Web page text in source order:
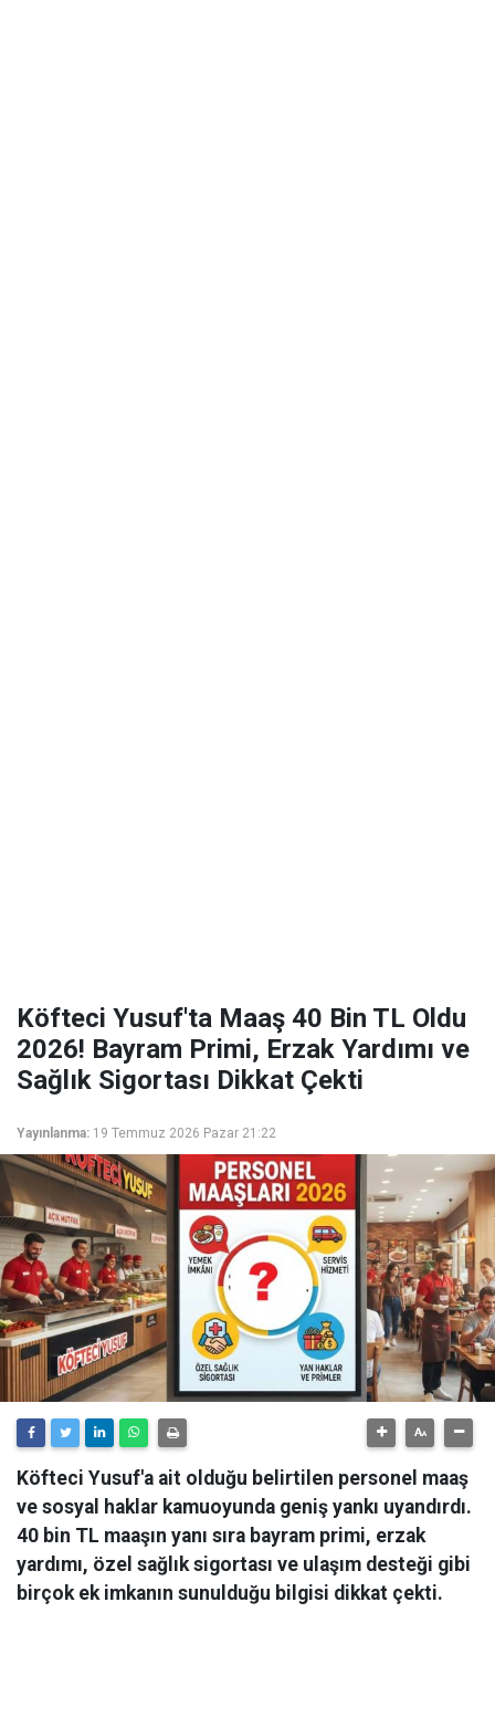
Köfteci Yusuf'ta Maaş 40 Bin TL Oldu
2026! Bayram Primi, Erzak Yardımı ve
Sağlık Sigortası Dikkat Çekti
Yayınlanma: 19 Temmuz 2026 Pazar 21:22
Köfteci Yusuf'a ait olduğu belirtilen personel maaş
ve sosyal haklar kamuoyunda geniş yankı uyandırdı.
40 bin TL maaşın yanı sıra bayram primi, erzak
yardımı, özel sağlık sigortası ve ulaşım desteği gibi
birçok ek imkanın sunulduğu bilgisi dikkat çekti.